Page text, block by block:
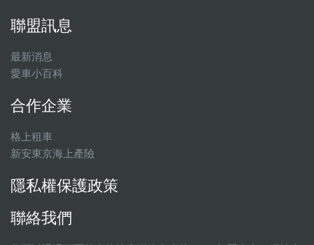
聯盟訊息
最新消息
愛車小百科
合作企業
格上租車
新安東京海上產險
隱私權保護政策
聯絡我們